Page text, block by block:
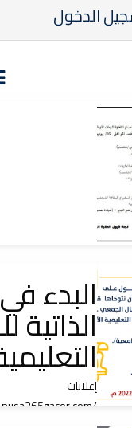
الدخول
البدء
الذاتية
إعلانات